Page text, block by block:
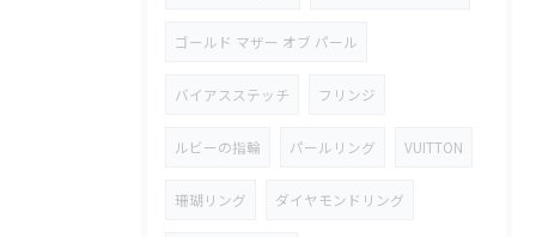
ゴールド マザー オブ パール
バイアスステッチ フリンジ
ルビーの指輪 パールリング VUITTON
珊瑚リング ダイヤモンドリング